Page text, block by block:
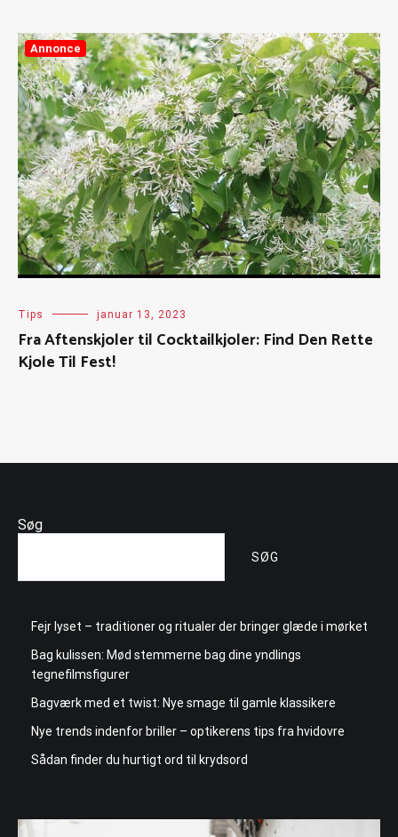
Annonce
Tips januar 13, 2023
Fra Aftenskjoler til Cocktailkjoler: Find Den Rette
Kjole Til Fest!
Søg
SØG
Fejr lyset – traditioner og ritualer der bringer glæde i mørket
Bag kulissen: Mød stemmerne bag dine yndlings
tegnefilmsfigurer
Bagværk med et twist: Nye smage til gamle klassikere
Nye trends indenfor briller – optikerens tips fra hvidovre
Sådan finder du hurtigt ord til krydsord